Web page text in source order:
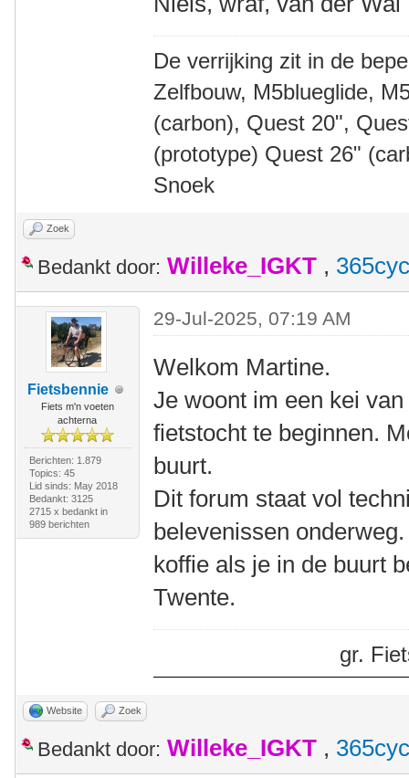
De verrijking zit in de
Zelfbouw, M5blueglide,
(carbon), Quest 20",
(prototype) Quest 26"
Snoek
Zoek
Bedankt door: Willeke_IGKT ,
Fietsbennie
Fiets m'n voeten
achterna
Berichten: 1.879
Topics: 45
Lid sinds: May 2018
Bedankt: 3125
2715 x bedankt in
989 berichten
29-Jul-2025, 07:19 AM
Welkom Martine.
Je woont im een kei
fietstocht te beginnen.
buurt.
Dit forum staat vol
belevenissen
koffie als je in de buurt
Twente.
gr.
Website Zoek
Bedankt door: Willeke_IGKT ,